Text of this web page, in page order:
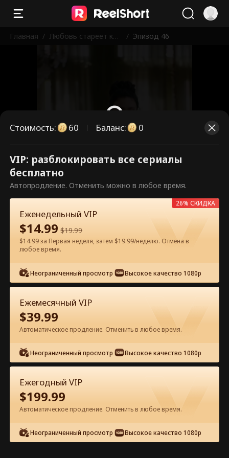
Главная / Любовь стареет как
/ Эпизод 46
Это платные эпизоды.
Разблокируйте, чтобы смотреть.
60Разблокировать сейчас
Смотреть бесплатно в приложении
Эпизод 46 - Любовь стареет как
хорошее вино Полный фильм
0-49 50-75 Все эпизоды
48
Стоимость: 60 Баланс: 0
VIP: разблокировать все сериалы
бесплатно
Автопродление. Отменить можно в любое время.
Еженедельный VIP
$14.99 $19.99
$14.99 за Первая неделя, затем $19.99/неделю. Отмена в
любое время.
Неограниченный просмотр Высокое качество 1080p
26% СКИДКА
Ежемесячный VIP
$39.99
Автоматическое продление. Отменить в любое время.
Неограниченный просмотр Высокое качество 1080p
Ежегодный VIP
$199.99
Автоматическое продление. Отменить в любое время.
Неограниченный просмотр Высокое качество 1080p